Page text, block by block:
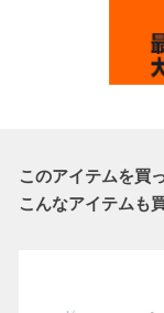
このアイテムを買
こんなアイテムも